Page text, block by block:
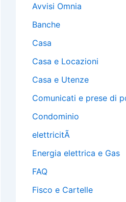
Avvisi Omnia
Banche
Casa
Casa e Locazioni
Casa e Utenze
Comunicati e prese di
Condominio
elettricitÃ
Energia elettrica e Gas
FAQ
Fisco e Cartelle